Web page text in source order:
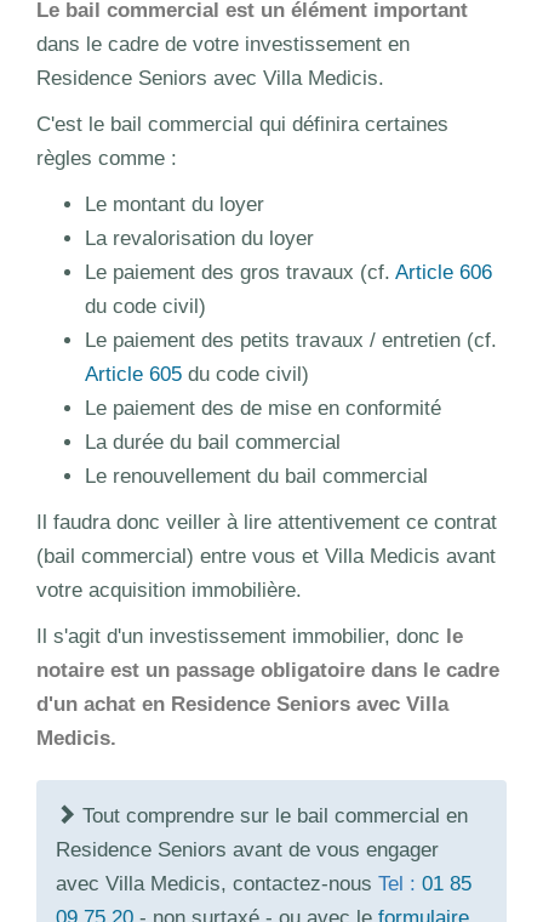
Le bail commercial est un élément important
dans le cadre de votre investissement en
Residence Seniors avec Villa Medicis.
C'est le bail commercial qui définira certaines
règles comme :
Le montant du loyer
La revalorisation du loyer
Le paiement des gros travaux (cf. Article 606
du code civil)
Le paiement des petits travaux / entretien (cf.
Article 605 du code civil)
Le paiement des de mise en conformité
La durée du bail commercial
Le renouvellement du bail commercial
Il faudra donc veiller à lire attentivement ce contrat
(bail commercial) entre vous et Villa Medicis avant
votre acquisition immobilière.
Il s'agit d'un investissement immobilier, donc le
notaire est un passage obligatoire dans le cadre
d'un achat en Residence Seniors avec Villa
Medicis.
Tout comprendre sur le bail commercial en
Residence Seniors avant de vous engager
avec Villa Medicis, contactez-nous Tel : 01 85
09 75 20 - non surtaxé - ou avec le formulaire